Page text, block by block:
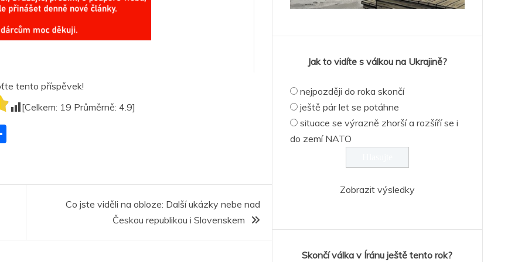
tento příspěvek!
[Celkem: 19 Průměrně:4.9]
e
Co jste viděli na obloze: Další ukázky nebe nad
Českou republikou i Slovenskem
Jak to vidíte s válkou na Ukrajině?
nejpozději do roka skončí
ještě pár let se potáhne
situace se výrazně zhorší a rozšíří se i
do zemí NATO
Zobrazit výsledky
Skončí válka v Íránu ještě tento rok?